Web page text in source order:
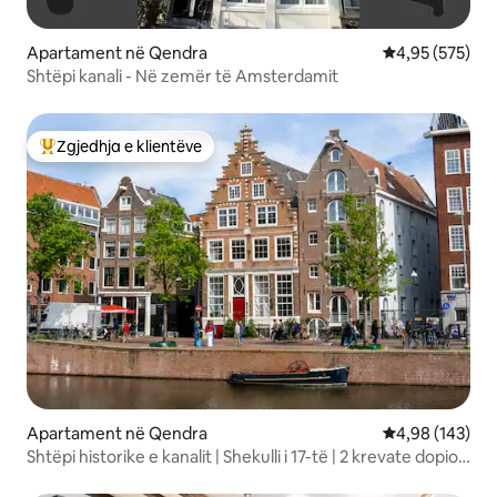
Apartament në Qendra Vlerësimi
4,95 (575)
Shtëpi kanali - Në zemër të Amsterdamit
Më të mirat e zgjedhjeve të klientëve
Zgjedhja e klientëve
Apartament në Qendra Vlerësimi
4,98 (143)
Shtëpi historike e kanalit | Shekulli i 17-të | 2 krevate dopio